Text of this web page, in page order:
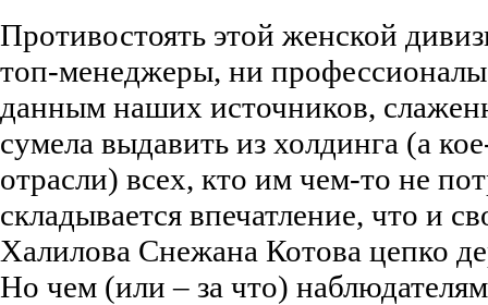
Противостоять этой женской
топ-менеджеры, ни
данным наших источников,
сумела выдавить из холдинга (а
отрасли) всех, кто им чем-то не
складывается впечатление, что и
Халилова Снежана Котова цепко
Но чем (или – за что)